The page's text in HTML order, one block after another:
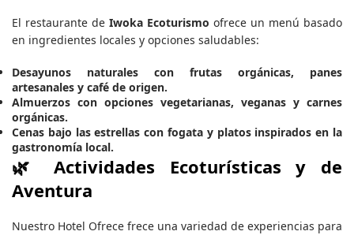
El restaurante de Iwoka Ecoturismo ofrece un menú basado
en ingredientes locales y opciones saludables:
Desayunos naturales con frutas orgánicas, panes
artesanales y café de origen.
Almuerzos con opciones vegetarianas, veganas y carnes
orgánicas.
Cenas bajo las estrellas con fogata y platos inspirados en la
gastronomía local.
🌿 Actividades Ecoturísticas y de
Aventura
Nuestro Hotel Ofrece frece una variedad de experiencias para